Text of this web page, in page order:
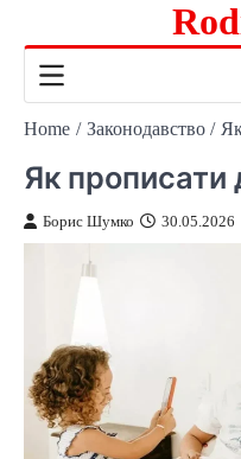
content
Home Законодавство
Як прописати
Борис Шумко 30.05.2026